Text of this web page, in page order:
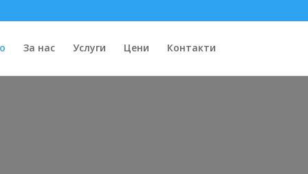
За нас Услуги Цени Контакти